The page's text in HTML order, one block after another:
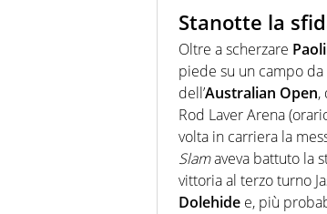
Stanotte la
Oltre a scherzare
piede su un campo
dell’Australian Open,
Rod Laver Arena
volta in carriera la
Slamaveva battuto la
vittoria al terzo turno
Dolehide e, più